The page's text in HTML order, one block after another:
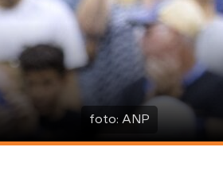
foto: ANP